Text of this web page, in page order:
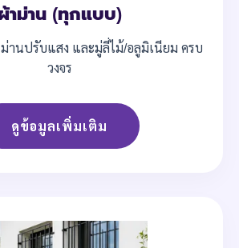
าม่าน (ทุกแบบ)
านปรับแสง และมู่ลี่ไม้/อลูมิเนียม ครบ
วงจร
ดูข้อมูลเพิ่มเติม